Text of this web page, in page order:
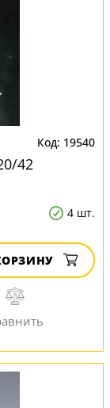
19540
42
4 шт.